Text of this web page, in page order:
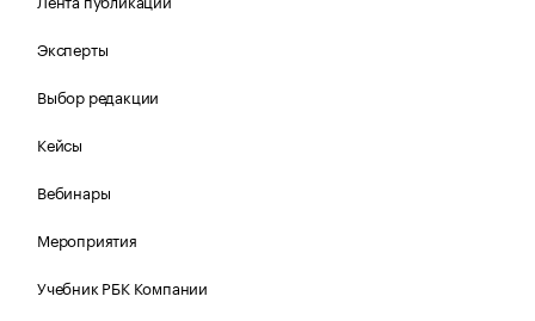
Эксперты
Выбор редакции
Кейсы
Вебинары
Мероприятия
Учебник РБК Компании